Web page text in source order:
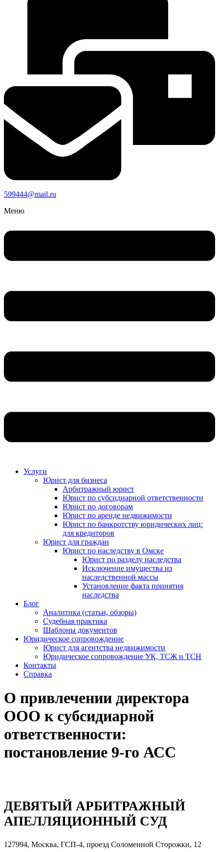
599444@mail.ru
Меню
Услуги
Юрист для бизнеса
Арбитражный юрист
Юрист по субсидиарной ответственности
Юрист по договорам
Юрист по аренде недвижимости
Юрист по банкротству юридических лиц:
для кредиторов
Юрист для граждан
Юрист по наследству в Омске
Юрист по разделу наследства
Исключение имущества из
наследственной массы
Установление факта принятия
наследства
Блог
Аналитика (статьи, обзоры)
Судебная практика
Шаблоны документов
Юридическое сопровождение
Юрист для агентства недвижимости
Юридическое сопровождение УК, ТСЖ и ТСН
Контакты
Справка
О привлечении директора
ООО к субсидиарной
ответственности:
постановление 9-го АСС
ДЕВЯТЫЙ АРБИТРАЖНЫЙ
АПЕЛЛЯЦИОННЫЙ СУД
127994, Москва, ГСП-4, проезд Соломенной Cторожки, 12